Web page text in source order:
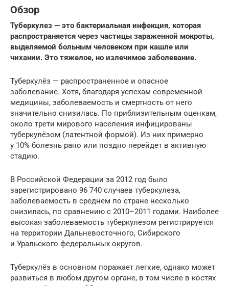
Обзор
Туберкулез — это бактериальная инфекция, которая
распространяется через частицы зараженной мокроты,
выделяемой больным человеком при кашле или
чихании. Это тяжелое, но излечимое заболевание.
Туберкулёз — распространенное и опасное
заболевание. Хотя, благодаря успехам современной
медицины, заболеваемость и смертность от него
значительно снизилась. По приблизительным оценкам,
около трети мирового населения инфицированы
туберкулёзом (латентной формой). Из них примерно
у 10% болезнь рано или поздно перейдет в активную
стадию.
В Российской Федерации за 2012 год было
зарегистрировано 96 740 случаев туберкулеза,
заболеваемость в среднем по стране несколько
снизилась, по сравнению с 2010–2011 годами. Наиболее
высокая заболеваемость туберкулезом регистрируется
на территории Дальневосточного, Сибирского
и Уральского федеральных округов.
Туберкулёз в основном поражает легкие, однако может
развиться в любом другом органе, в том числе в костях